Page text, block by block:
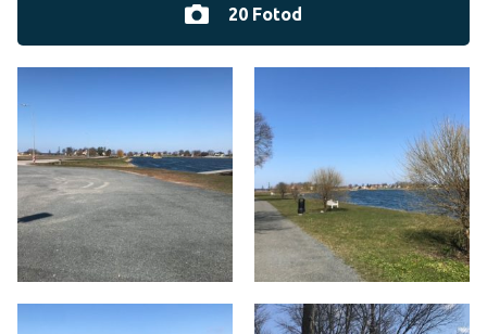
20 Fotod